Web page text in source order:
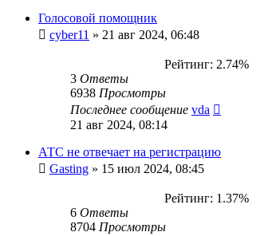
Голосовой помощник
cyber11 » 21 авг 2024, 06:48
Рейтинг: 2.74%
3 Ответы
6938 Просмотры
Последнее сообщение vda
21 авг 2024, 08:14
АТС не отвечает на регистрацию
Gasting » 15 июл 2024, 08:45
Рейтинг: 1.37%
6 Ответы
8704 Просмотры